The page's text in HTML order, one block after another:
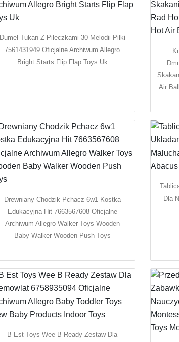
Dumel Tukan Z Pileczkami 30 Melodii Pilki
7561431949 Oficjalne Archiwum Allegro
Bright Starts Flip Flap Toys Uk
Air
Drewniany Chodzik Pchacz 6w1 Kostka
Edukacyjna Hit 7663567608 Oficjalne
Archiwum Allegro Walker Toys Wooden
Baby Walker Wooden Push Toys
Dla
B Est Toys Wee B Ready Zestaw Dla